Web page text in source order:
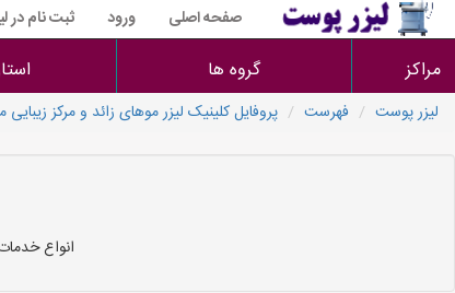
صفحه اصلی ورود ثبت نام در
مراکز گروه ها
لیزر پوست فهرست پروفایل کلینیک لیزر موهای زائد و مرکز
انواع